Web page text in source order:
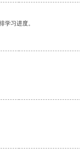
学习进度。